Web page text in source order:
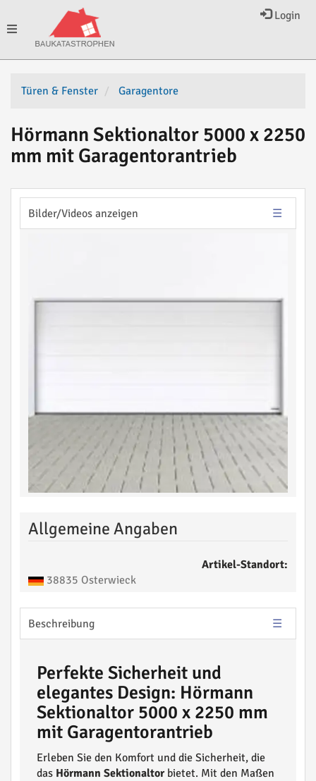
Login
Toggle
navigation
Türen & Fenster Garagentore
Hörmann Sektionaltor 5000 x 2250
mm mit Garagentorantrieb
Bilder/Videos anzeigen
Allgemeine Angaben
Artikel-Standort:
38835 Osterwieck
Beschreibung
Perfekte Sicherheit und
elegantes Design: Hörmann
Sektionaltor 5000 x 2250 mm
mit Garagentorantrieb
Erleben Sie den Komfort und die Sicherheit, die
das Hörmann Sektionaltorbietet. Mit den Maßen